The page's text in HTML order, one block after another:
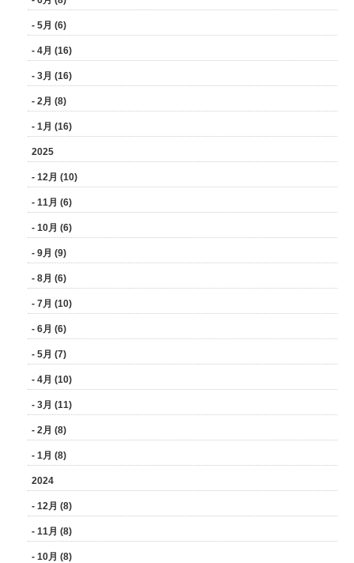
- 5月 (6)
- 4月 (16)
- 3月 (16)
- 2月 (8)
- 1月 (16)
2025
- 12月 (10)
- 11月 (6)
- 10月 (6)
- 9月 (9)
- 8月 (6)
- 7月 (10)
- 6月 (6)
- 5月 (7)
- 4月 (10)
- 3月 (11)
- 2月 (8)
- 1月 (8)
2024
- 12月 (8)
- 11月 (8)
- 10月 (8)